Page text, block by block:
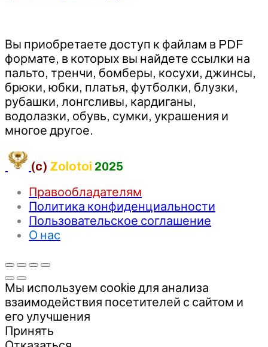
Вы приобретаете доступ к файлам в PDF
формате, в которых вы найдете ссылки на
пальто, тренчи, бомберы, косухи, джинсы,
брюки, юбки, платья, футболки, блузки,
рубашки, лонгсливы, кардиганы,
водолазки, обувь, сумки, украшения и
многое другое.
(c) Zolotoi 2025
Правообладателям
Политика конфиденциальности
Пользовательское соглашение
О нас
Мы используем cookie для анализа
взаимодействия посетителей с сайтом и
его улучшения
Принять